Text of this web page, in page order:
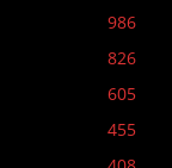
986
826
605
455